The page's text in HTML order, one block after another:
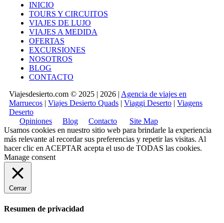
INICIO
TOURS Y CIRCUITOS
VIAJES DE LUJO
VIAJES A MEDIDA
OFERTAS
EXCURSIONES
NOSOTROS
BLOG
CONTACTO
Viajesdesierto.com © 2025 | 2026 | Agencia de viajes en
Marruecos | Viajes Desierto Quads | Viaggi Deserto | Viagens
Deserto
Opiniones
Blog Contacto
Site Map
Usamos cookies en nuestro sitio web para brindarle la experiencia
más relevante al recordar sus preferencias y repetir las visitas. Al
hacer clic en ACEPTAR acepta el uso de TODAS las cookies.
Manage consent
Cerrar
Resumen de privacidad